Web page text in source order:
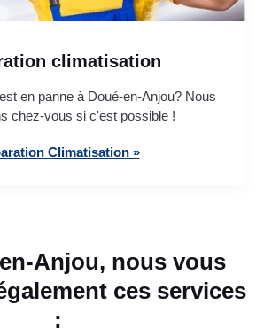
climatisation
en panne à Doué-en-Anjou? Nous
chez-vous si c'est possible !
Climatisation »
Anjou, nous vous
ces services
: